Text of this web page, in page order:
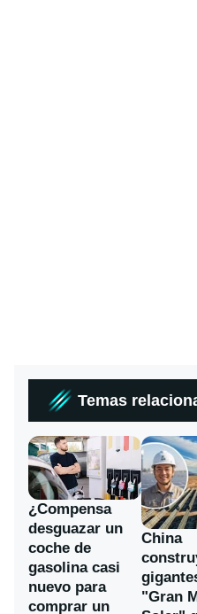
Temas
¿Compensa
desguazar un
coche de
gasolina casi
nuevo para
comprar un
China
"Gran